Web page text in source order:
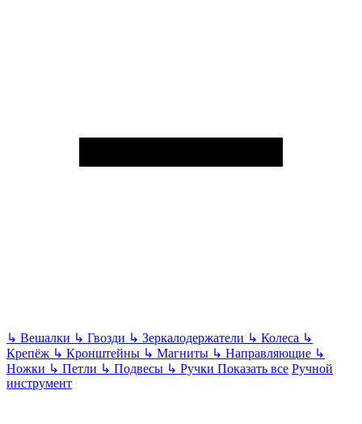
↳ Вешалки ↳ Гвозди ↳ Зеркалодержатели ↳ Колеса ↳
Крепёж ↳ Кронштейны ↳ Магниты ↳ Направляющие ↳
Ножки ↳ Петли ↳ Подвесы ↳ Ручки Показать все Ручной
инструмент